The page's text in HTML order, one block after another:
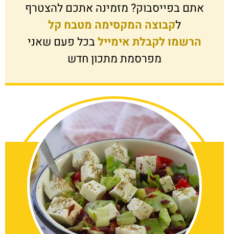
אתם בפייסבוק? מזמינה אתכם להצטרף
לקבוצה המקסימה מטבח קל
הרשמו לקבלת אימיילבכל פעם שאני
מפרסמת מתכון חדש